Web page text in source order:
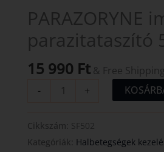
PARAZORYNE
parazitataszító
15 990 Ft & Free Shipping
-
mennyiség
+
Cikkszám: SF502
Kategóriák: Halbetegségek